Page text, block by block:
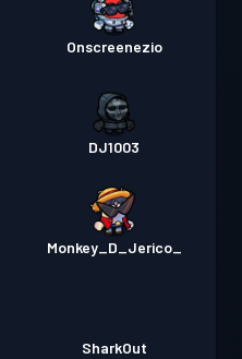
Onscreenezio
DJ1003
Monkey_D_Jerico_
SharkOut